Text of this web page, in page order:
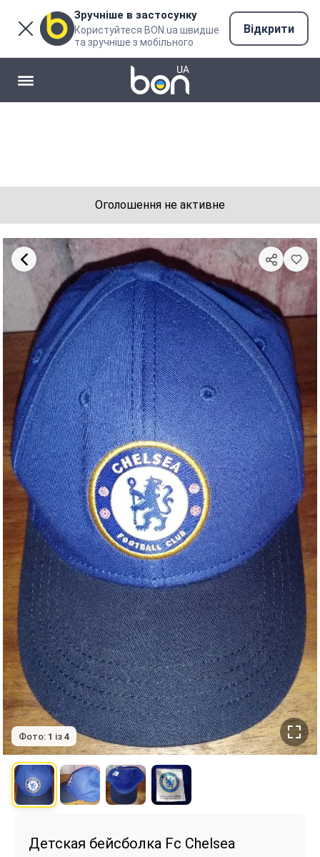
Зручніше в застосунку
Користуйтеся BON.ua швидше
та зручніше з мобільного
Відкрити
Оголошення не активне
Фото: 1 із 4
Детская бейсболка Fc Chelsea